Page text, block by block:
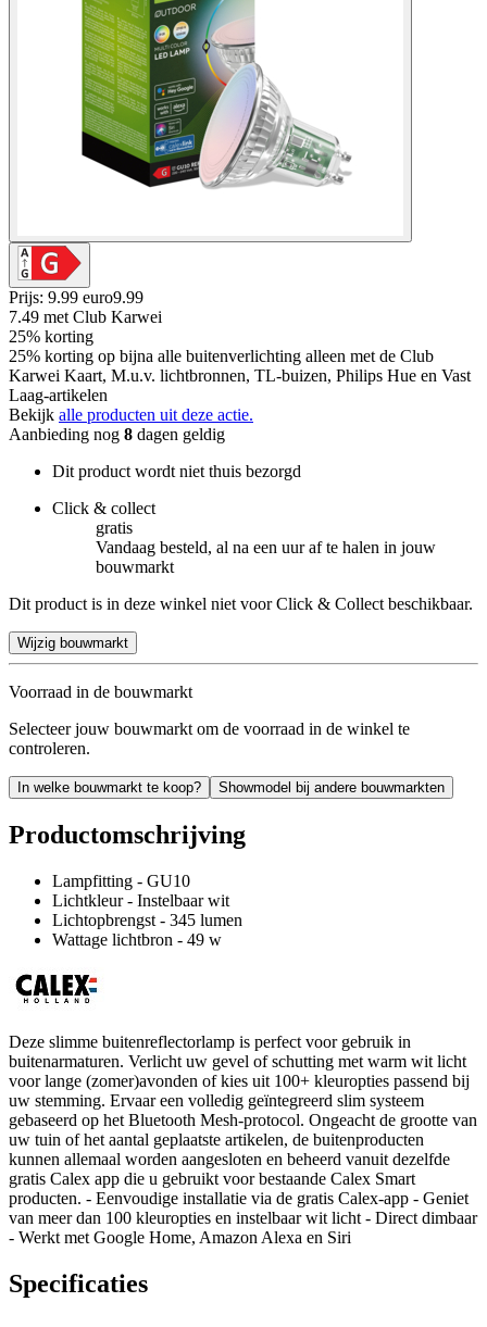
Prijs: 9.99 euro9.99
7.49 met Club Karwei
25% korting
25% korting op bijna alle buitenverlichting alleen met de Club
Karwei Kaart, M.u.v. lichtbronnen, TL-buizen, Philips Hue en Vast
Laag-artikelen
Bekijk alle producten uit deze actie.
Aanbieding nog 8 dagen geldig
Dit product wordt niet thuis bezorgd
Click & collect
gratis
Vandaag besteld, al na een uur af te halen in jouw
bouwmarkt
Dit product is in deze winkel niet voor Click & Collect beschikbaar.
Wijzig bouwmarkt
Voorraad in de bouwmarkt
Selecteer jouw bouwmarkt om de voorraad in de winkel te
controleren.
In welke bouwmarkt te koop? Showmodel bij andere bouwmarkten
Productomschrijving
Lampfitting - GU10
Lichtkleur - Instelbaar wit
Lichtopbrengst - 345 lumen
Wattage lichtbron - 49 w
Deze slimme buitenreflectorlamp is perfect voor gebruik in
buitenarmaturen. Verlicht uw gevel of schutting met warm wit licht
voor lange (zomer)avonden of kies uit 100+ kleuropties passend bij
uw stemming. Ervaar een volledig geïntegreerd slim systeem
gebaseerd op het Bluetooth Mesh-protocol. Ongeacht de grootte van
uw tuin of het aantal geplaatste artikelen, de buitenproducten
kunnen allemaal worden aangesloten en beheerd vanuit dezelfde
gratis Calex app die u gebruikt voor bestaande Calex Smart
producten. - Eenvoudige installatie via de gratis Calex-app - Geniet
van meer dan 100 kleuropties en instelbaar wit licht - Direct dimbaar
- Werkt met Google Home, Amazon Alexa en Siri
Specificaties